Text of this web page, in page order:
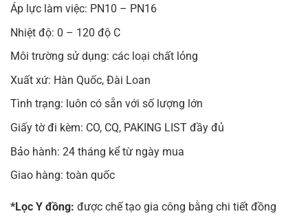
Áp lực làm việc: PN10 – PN16
Nhiệt độ: 0 – 120 độ C
Môi trường sử dụng: các loại chất lỏng
Xuất xứ: Hàn Quốc, Đài Loan
Tình trạng: luôn có sẵn với số lượng lớn
Giấy tờ đi kèm: CO, CQ, PAKING LIST đầy đủ
Bảo hành: 24 tháng kể từ ngày mua
Giao hàng: toàn quốc
*Lọc Y đồng: được chế tạo gia công bằng chi tiết đồng